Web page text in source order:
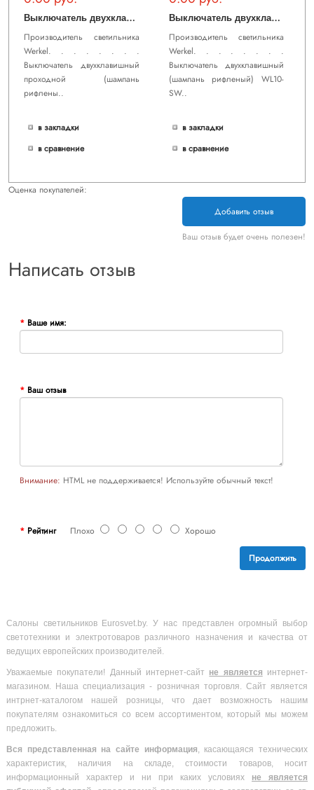
В
ыключатель двухклавишный проходной (шампань рифленый) WL10-SW-2G-2W
Производитель светильника
Werkel. . . . . . . .
Выключатель двухклавишный
проходной (шампань
рифлены..
в закладки
в сравнение
В
ыключатель двухклавишный (шампань рифленый) WL10-SW-2G
Производитель светильника
Werkel. . . . . . . .
Выключатель двухклавишный
(шампань рифленый) WL10-
SW..
в закладки
в сравнение
Оценка покупателей:
Добавить отзыв
Ваш отзыв будет очень полезен!
Написать отзыв
Ваше имя:
Ваш отзыв
Внимание: HTML не поддерживается! Используйте обычный текст!
РейтингПлохо Хорошо
Продолжить
Салоны светильников Eurosvet.by. У нас представлен огромный выбор
светотехники и электротоваров различного назначения и качества от
ведущих европейских производителей.
Уважаемые покупатели! Данный интернет-сайт не является интернет-
магазином. Наша специализация - розничная торговля. Сайт является
интрнет-каталогом нашей розницы, что дает возможность нашим
покупателям ознакомиться со всем ассортиментом, который мы можем
предложить.
Вся представленная на сайте информация, касающаяся технических
характеристик, наличия на складе, стоимости товаров, носит
информационный характер и ни при каких условиях не является